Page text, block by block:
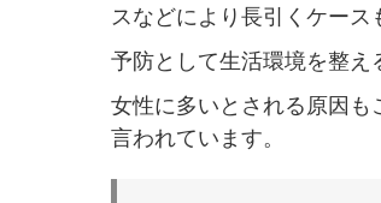
スなどにより長引くケース
予防として生活環境を整え
女性に多いとされる原因
言われています。